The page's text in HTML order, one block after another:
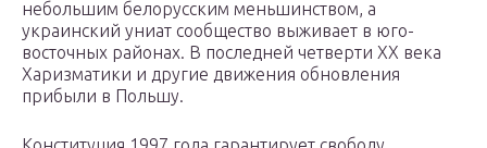
небольшим белорусским меньшинством, а
украинский униат сообщество выживает в юго-
восточных районах. В последней четверти ХХ века
Харизматики и другие движения обновления
прибыли в Польшу.